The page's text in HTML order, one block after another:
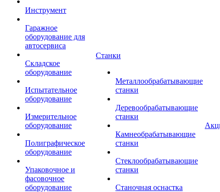
Инструмент
Гаражное
оборудование для
автосервиса
Складское
оборудование
Испытательное
оборудование
Измерительное
оборудование
Полиграфическое
оборудование
Упаковочное и
фасовочное
оборудование
Станки
Металлообрабатывающие
станки
Деревообрабатывающие
станки
Камнеобрабатывающие
станки
Стеклообрабатывающие
станки
Станочная оснастка